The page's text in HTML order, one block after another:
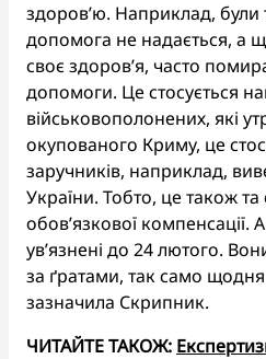
здоров’ю. Наприклад,
допомога не надається, а
своє здоров’я, часто
допомоги. Це стосується
військовополонених, які
окупованого Криму, це
заручників, наприклад,
України. Тобто, це також
обов’язкової компенсації.
ув’язнені до 24 лютого.
за ґратами, так само
зазначила Скрипник.
ЧИТАЙТЕ ТАКОЖ: